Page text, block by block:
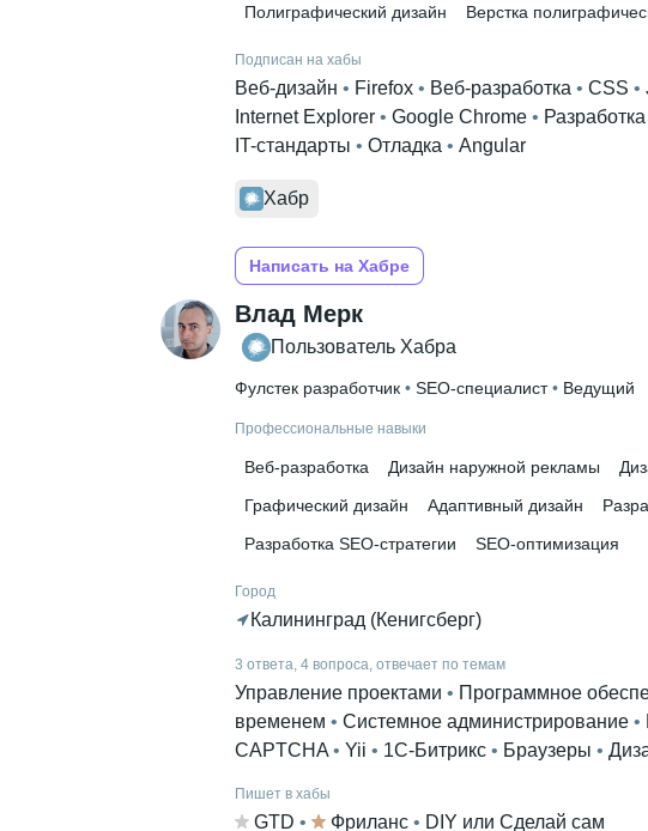
Полиграфический дизайн
Верстка
Подписан на хабы
Веб-дизайн • Firefox • Веб-разработка • CSS •
Internet Explorer • Google Chrome •
IT-стандарты • Отладка • Angular
Хабр
Написать на Хабре
Влад Мерк
Пользователь Хабра
Фулстек разработчик • SEO-специалист • Ведущий
Профессиональные навыки
Веб-разработка Дизайн наружной рекламы
Графический дизайн
Адаптивный дизайн
Разработка SEO-стратегии
SEO-оптимизация
Город
Калининград (Кенигсберг)
3 ответа, 4 вопроса, отвечает по темам
Управление проектами • Программное
временем • Системное администрирование •
CAPTCHA • Yii • 1С-Битрикс • Браузеры •
Пишет в хабы
GTD • Фриланс • DIY или Сделай сам